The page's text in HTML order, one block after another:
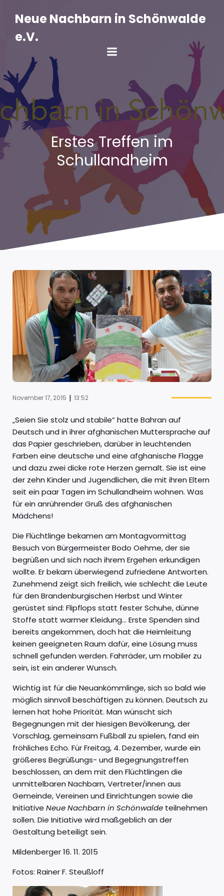
Inhalt
springenNeue Nachbarn in Schönwalde
e.V.
Erstes Treffen im
Schullandheim
November 17, 2015 | 13:52
„Seien Sie stolz und stabile“ hatte Bahran auf
Deutsch und in ihrer afghanischen Muttersprache auf
das Papier geschrieben, darüber in leuchtenden
Farben eine deutsche und eine afghanische Flagge
und dazu zwei dicke rote Herzen gemalt. Sie ist eine
der zehn Kinder und Jugendlichen, die mit ihren Eltern
seit ein paar Tagen im Schullandheim wohnen. Was
für ein anrührender Gruß des afghanischen
Mädchens!
Die Flüchtlinge bekamen am Montagvormittag
Besuch von Bürgermeister Bodo Oehme, der sie
begrüßen und sich nach ihrem Ergehen erkundigen
wollte. Er bekam überwiegend zufriedene Antworten.
Zunehmend zeigt sich freilich, wie schlecht die Leute
für den Brandenburgischen Herbst und Winter
gerüstet sind: Flipflops statt fester Schuhe, dünne
Stoffe statt warmer Kleidung… Erste Spenden sind
bereits angekommen, doch hat die Heimleitung
keinen geeigneten Raum dafür, eine Lösung muss
schnell gefunden werden. Fahrräder, um mobiler zu
sein, ist ein anderer Wunsch.
Wichtig ist für die Neuankömmlinge, sich so bald wie
möglich sinnvoll beschäftigen zu können. Deutsch zu
lernen hat hohe Priorität. Man wünscht sich
Begegnungen mit der hiesigen Bevölkerung, der
Vorschlag, gemeinsam Fußball zu spielen, fand ein
fröhliches Echo. Für Freitag, 4. Dezember, wurde ein
größeres Begrüßungs- und Begegnungstreffen
beschlossen, an dem mit den Flüchtlingen die
unmittelbaren Nachbarn, Vertreter/innen aus
Gemeinde, Vereinen und Einrichtungen sowie die
Initiative Neue Nachbarn in Schönwalde teilnehmen
sollen. Die Initiative wird maßgeblich an der
Gestaltung beteiligt sein.
Mildenberger 16. 11. 2015
Fotos: Rainer F. Steußloff